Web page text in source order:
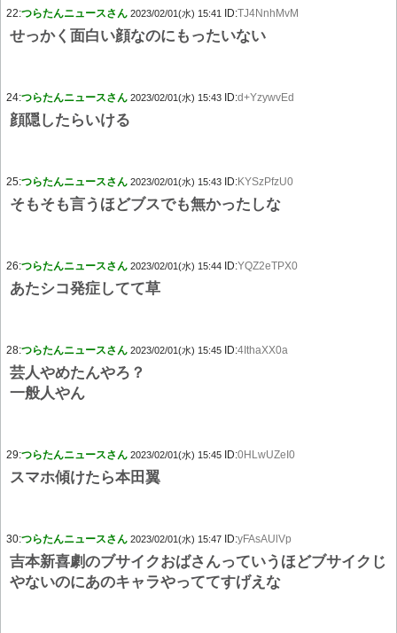
22:つらたんニュースさん 2023/02/01(水) 15:41 ID:TJ4NnhMvM
せっかく面白い顔なのにもったいない
24:つらたんニュースさん 2023/02/01(水) 15:43 ID:d+YzywvEd
顔隠したらいける
25:つらたんニュースさん 2023/02/01(水) 15:43 ID:KYSzPfzU0
そもそも言うほどブスでも無かったしな
26:つらたんニュースさん 2023/02/01(水) 15:44 ID:YQZ2eTPX0
あたシコ発症してて草
28:つらたんニュースさん 2023/02/01(水) 15:45 ID:4IthaXX0a
芸人やめたんやろ？
一般人やん
29:つらたんニュースさん 2023/02/01(水) 15:45 ID:0HLwUZeI0
スマホ傾けたら本田翼
30:つらたんニュースさん 2023/02/01(水) 15:47 ID:yFAsAUlVp
吉本新喜劇のブサイクおばさんっていうほどブサイクじ
やないのにあのキャラやっててすげえな